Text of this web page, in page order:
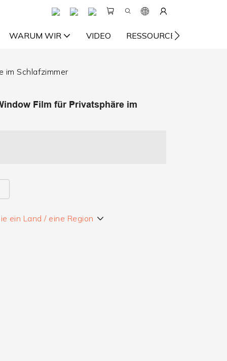
WARUM WIR VIDEO RESSOURCE
im Schlafzimmer
Film für Privatsphäre im
ein Land / eine Region